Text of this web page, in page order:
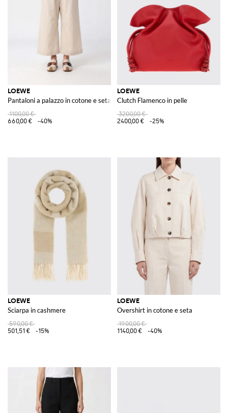
LOEWE
Pantaloni a palazzo in cotone e seta
1100,00 €
660,00 €
-40%
LOEWE
Clutch Flamenco in pelle
3200,00 €
2400,00 €
-25%
LOEWE
Sciarpa in cashmere
590,00 €
501,51 €
-15%
LOEWE
Overshirt in cotone e seta
1900,00 €
1140,00 €
-40%